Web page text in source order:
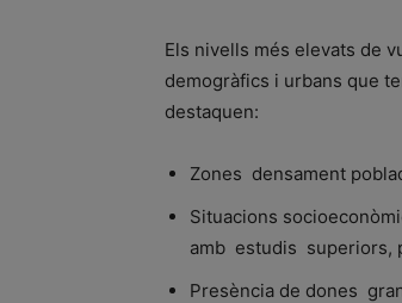
Els nivells més elevats de
demogràfics i urbans que
destaquen:
Zones densament
Situacions
amb estudis superiors,
Presència de dones